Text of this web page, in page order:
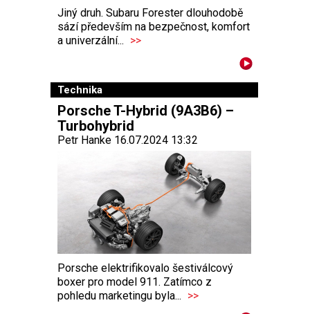
Jiný druh. Subaru Forester dlouhodobě
sází především na bezpečnost, komfort
a univerzální... >>
Technika
Porsche T-Hybrid (9A3B6) –
Turbohybrid
Petr Hanke 16.07.2024 13:32
Porsche elektrifikovalo šestiválcový
boxer pro model 911. Zatímco z
pohledu marketingu byla... >>